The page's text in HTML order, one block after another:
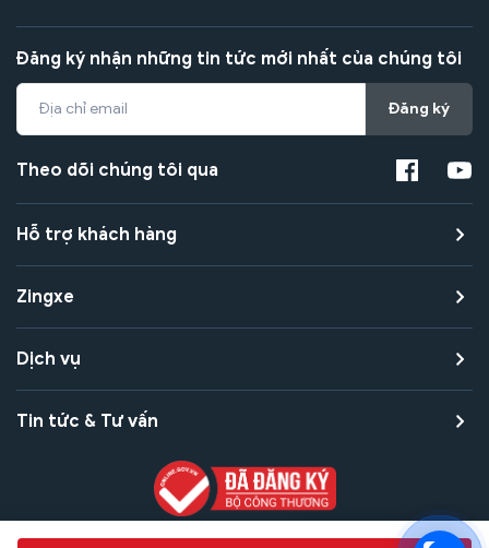
Đăng ký nhận những tin tức mới nhất của chúng tôi
Đăng ký
Theo dõi chúng tôi qua
Hỗ trợ khách hàng
Zingxe
Dịch vụ
Tin tức & Tư vấn